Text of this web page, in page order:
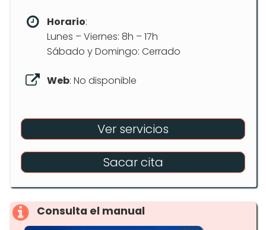
Horario:
Lunes – Viernes: 8h – 17h
Sábado y Domingo: Cerrado
Web: No disponible
Ver servicios
Sacar cita
Consulta el manual